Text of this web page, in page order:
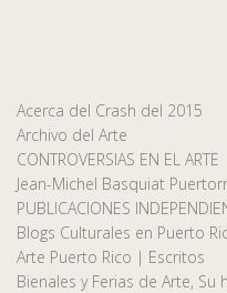
Acerca del Crash del 2015
Archivo del Arte
CONTROVERSIAS EN EL ARTE
Jean-Michel Basquiat
PUBLICACIONES
Blogs Culturales en Puerto
Arte Puerto Rico | Escritos
Bienales y Ferias de Arte, Su